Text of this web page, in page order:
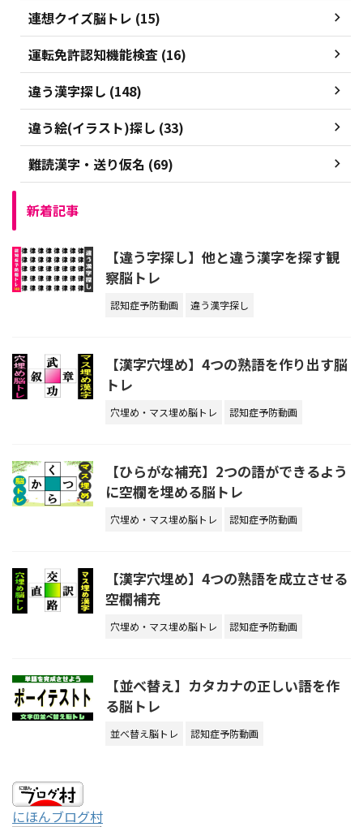
連想クイズ脳トレ (15)
運転免許認知機能検査 (16)
違う漢字探し (148)
違う絵(イラスト)探し (33)
難読漢字・送り仮名 (69)
新着記事
【違う字探し】他と違う漢字を探す観
察脳トレ
認知症予防動画 違う漢字探し
【漢字穴埋め】4つの熟語を作り出す脳
トレ
穴埋め・マス埋め脳トレ 認知症予防動画
【ひらがな補充】2つの語ができるよう
に空欄を埋める脳トレ
穴埋め・マス埋め脳トレ 認知症予防動画
【漢字穴埋め】4つの熟語を成立させる
空欄補充
穴埋め・マス埋め脳トレ 認知症予防動画
【並べ替え】カタカナの正しい語を作
る脳トレ
並べ替え脳トレ 認知症予防動画
にほんブログ村